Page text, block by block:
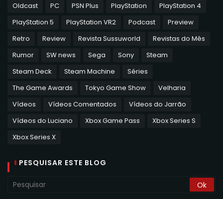
Oldcast
PC PSN Plus PlayStation
PlayStation 4
PlayStation 5
PlayStation VR2 Podcast
Preview
Retro
Review Revista Sussuworld
Revistas do Mês
Rumor
SW news Sega Sony
Steam
Steam Deck
Steam Machine
Séries
The Game Awards
Tokyo Game Show
Velharia
Vídeos
Vídeos Comentados
Vídeos do Jarrão
Vídeos do Luciano
Xbox Game Pass
Xbox Series S
Xbox Series X
PESQUISAR ESTE BLOG